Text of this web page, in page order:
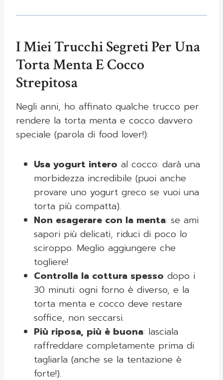
I Miei Trucchi Segreti Per Una
Torta Menta E Cocco
Strepitosa
Negli anni, ho affinato qualche trucco per
rendere la torta menta e cocco davvero
speciale (parola di food lover!):
Usa yogurt intero al cocco: darà una
morbidezza incredibile (puoi anche
provare uno yogurt greco se vuoi una
torta più compatta).
Non esagerare con la menta: se ami
sapori più delicati, riduci di poco lo
sciroppo. Meglio aggiungere che
togliere!
Controlla la cottura spesso dopo i
30 minuti: ogni forno è diverso, e la
torta menta e cocco deve restare
soffice, non seccarsi.
Più riposa, più è buona: lasciala
raffreddare completamente prima di
tagliarla (anche se la tentazione è
forte!).